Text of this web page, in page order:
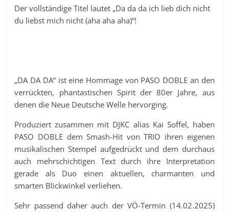
Der vollständige Titel lautet „Da da da ich lieb dich nicht
du liebst mich nicht (aha aha aha)“!
„DA DA DA“ ist eine Hommage von PASO DOBLE an den
verrückten, phantastischen Spirit der 80er Jahre, aus
denen die Neue Deutsche Welle hervorging.
Produziert zusammen mit DJKC alias Kai Soffel, haben
PASO DOBLE dem Smash-Hit von TRIO ihren eigenen
musikalischen Stempel aufgedrückt und dem durchaus
auch mehrschichtigen Text durch ihre Interpretation
gerade als Duo einen aktuellen, charmanten und
smarten Blickwinkel verliehen.
Sehr passend daher auch der VÖ-Termin (14.02.2025)